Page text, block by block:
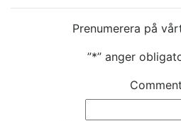
Prenumerera på
”*” anger